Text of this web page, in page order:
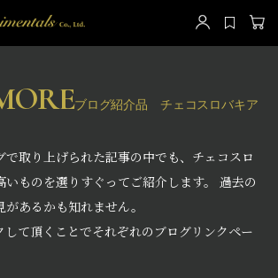
ブログ紹介品 チェコスロバキア
で取り上げられた記事の中でも、チェコスロ
ものを選りすぐってご紹介します。 過去の
あるかも知れません。
して頂くことでそれぞれのブログリンクペー